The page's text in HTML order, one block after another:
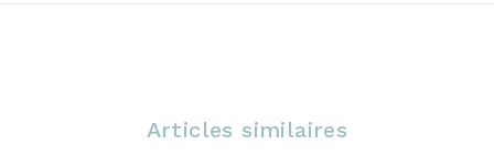
Articles similaires